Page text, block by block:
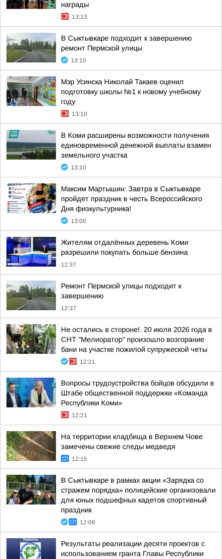
награды
13:13
В Сыктывкаре подходит к завершению
ремонт Пермской улицы
13:10
Мэр Усинска Николай Такаев оценил
подготовку школы №1 к новому учебному
году
13:10
В Коми расширены возможности получения
единовременной денежной выплаты взамен
земельного участка
13:10
Максим Мартышин: Завтра в Сыктывкаре
пройдет праздник в честь Всероссийского
Дня физкультурника!
13:00
Жителям отдалённых деревень Коми
разрешили покупать больше бензина
12:37
Ремонт Пермской улицы подходит к
завершению
12:37
Не остались в стороне!. 20 июля 2026 года в
СНТ "Мелиоратор" произошло возгорание
бани на участке пожилой супружеской четы
12:21
Вопросы трудоустройства бойцов обсудили в
Штабе общественной поддержки «Команда
Республики Коми»
12:21
На территории кладбища в Верхнем Чове
замечены свежие следы медведя
12:15
В Сыктывкаре в рамках акции «Зарядка со
стражем порядка» полицейские организовали
для юных подшефных кадетов спортивный
праздник
12:09
Результаты реализации десяти проектов с
использованием гранта Главы Республики